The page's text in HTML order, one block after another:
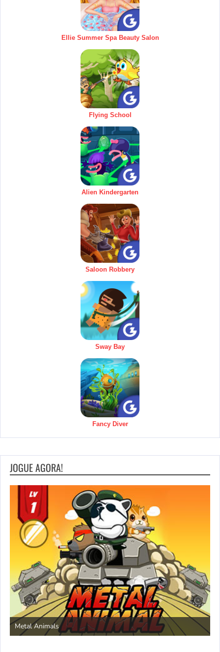
Ellie Summer Spa Beauty Salon
Flying School
Alien Kindergarten
Saloon Robbery
Sway Bay
Fancy Diver
JOGUE AGORA!
Metal Animals